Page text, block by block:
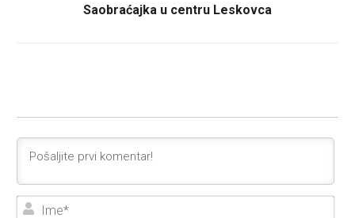
Saobraćajka u centru Leskovca